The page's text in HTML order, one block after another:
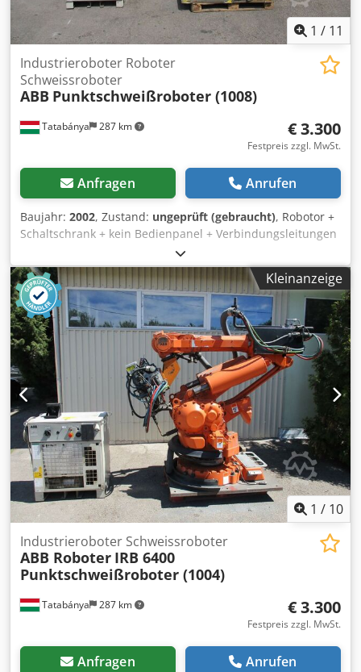
1 / 11
Tatabánya 287 km
Industrieroboter Roboter
Schweissroboter
ABB Punktschweißroboter (1008)
€ 3.300
Festpreis zzgl. MwSt.
Anfragen Anrufen
Baujahr: 2002, Zustand: ungeprüft (gebraucht), Robotor +
Schaltschrank + kein Bedienpanel + Verbindungsleitungen
Crjdpfxjgu U Nqe Andjf Gebrauchter, nicht geprüfter
Roboter mit der Steuerung und den Kabeln. Kein Tech-
Pendant. Nicht getestet.
Kleinanzeige
1 / 10
Tatabánya 287 km
Industrieroboter Schweissroboter
ABB Roboter IRB 6400
Punktschweißroboter (1004)
€ 3.300
Festpreis zzgl. MwSt.
Anfragen Anrufen